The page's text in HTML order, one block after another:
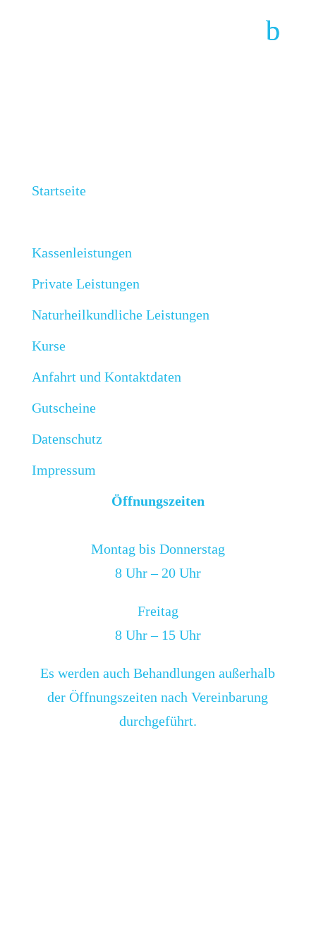
Startseite
Kassenleistungen
Private Leistungen
Naturheilkundliche Leistungen
Kurse
Anfahrt und Kontaktdaten
Gutscheine
Datenschutz
Impressum
Öffnungszeiten
Montag bis Donnerstag
8 Uhr – 20 Uhr
Freitag
8 Uhr – 15 Uhr
Es werden auch Behandlungen außerhalb
der Öffnungszeiten nach Vereinbarung
durchgeführt.